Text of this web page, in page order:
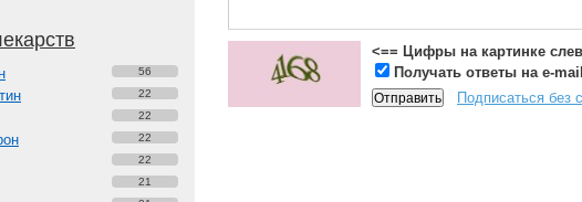
56
22
22
22
22
21
<== Цифры на картинке
Получать ответы на e-
Подписаться без